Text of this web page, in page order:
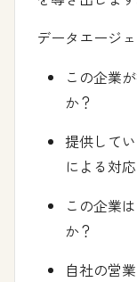
データエージ
この企業
か？
提供して
による対
この企業
か？
自社の営